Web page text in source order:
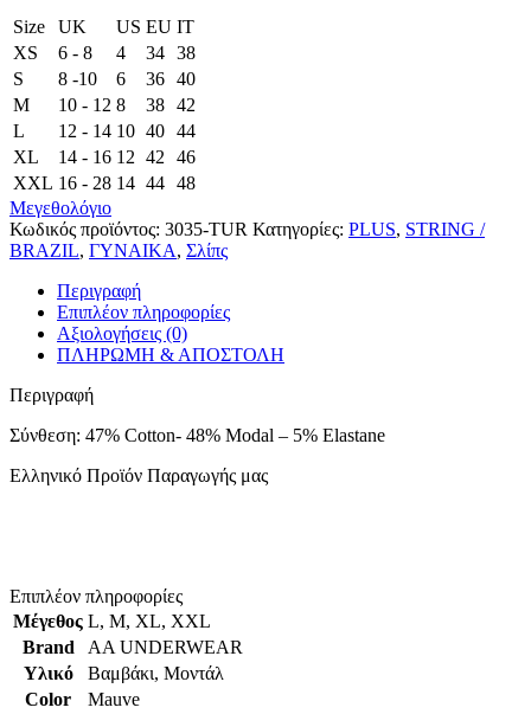
Size UK US EU ΙΤ
XS
6 - 8 4 34 38
S
8 -10 6 36 40
M
10 - 12 8 38 42
L
12 - 14 10 40 44
XL
14 - 16 12 42
46
XXL 16 - 28 14 44 48
Μεγεθολόγιο
Κωδικός προϊόντος: 3035-TUR Κατηγορίες: PLUS, STRING /
BRAZIL, ΓΥΝΑΙΚΑ, Σλίπς
Περιγραφή
Επιπλέον πληροφορίες
Αξιολογήσεις (0)
ΠΛΗΡΩΜΗ & ΑΠΟΣΤΟΛΗ
Περιγραφή
Σύνθεση: 47% Cotton- 48% Modal – 5% Elastane
Ελληνικό Προϊόν Παραγωγής μας
Επιπλέον πληροφορίες
Μέγεθος L, M, XL, XXL
Brand
AA UNDERWEAR
Υλικό
Βαμβάκι, Μοντάλ
Color
Mauve